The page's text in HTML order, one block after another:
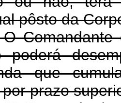
pôsto da
poderá
que
prazo